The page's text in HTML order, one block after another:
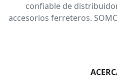
confiable de
accesorios ferreteros.